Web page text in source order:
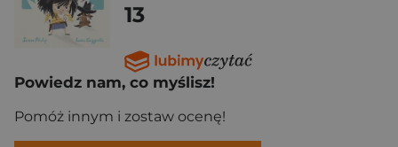
13
Powiedz nam, co myślisz!
Pomóż innym i zostaw ocenę!